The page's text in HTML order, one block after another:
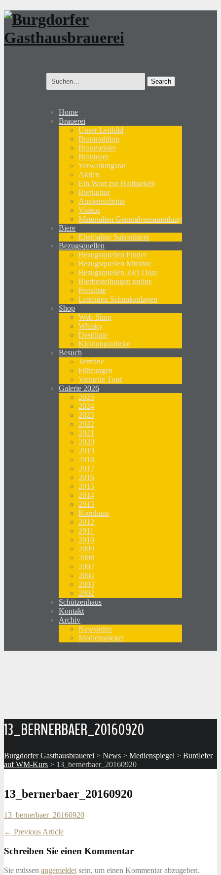
Search
for:
Home
Brauerei
Unser Leitbild
Brautradition
Braumeister
Brauteam
Verwaltungsrat
Aktien
Ein Wort zur Haltbarkeit
Bierkultur
Ausbauschritte
Videos
Materialien Generalversammlung
Biere
Ehemalige Saisonbiere
Bezugsquellen
Bezugsquellen Finder
Bezugsquellen Mitohni
Bezugsquellen 33cl Dose
Bierbestellungen online
Preisliste
Leitfaden Schankanlagen
Shop
Web-Shop
Whisky
Destillate
Kleidungsstücke
Besuch
Termine
Führungen
Virtuelle Tour
Galerie 2026
2025
2024
2023
2022
2021
2020
2019
2018
2017
2016
2015
2014
2013
Kornhaus
2012
2011
2010
2009
2008
2007
2004
2003
2002
Schützenhaus
Kontakt
Archiv
Newsletter
Medienspiegel
13_BERNERBAER_20160920
Burgdorfer Gasthausbrauerei > News > Medienspiegel > Burdlefer
auf WM-Kurs > 13_bernerbaer_20160920
13_bernerbaer_20160920
13_bernerbaer_20160920
Post
navigation
← Previous Article
Schreiben Sie einen Kommentar
Sie müssen angemeldet sein, um einen Kommentar abzugeben.